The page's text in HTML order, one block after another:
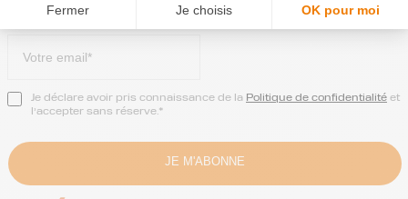
Fermer Je choisis OK pour moi
Trail & Route
Je déclare avoir pris connaissance de la Politique de confidentialité et
l’accepter sans réserve.*